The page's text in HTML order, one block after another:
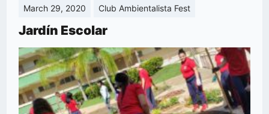
March 29, 2020 Club Ambientalista Fest
Jardín Escolar